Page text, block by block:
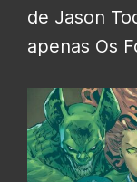
de Jason
apenas Os